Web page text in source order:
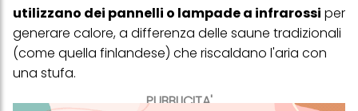
PUBBLICITA'
utilizzano dei pannelli o lampade a infrarossi per
generare calore, a differenza delle saune tradizionali
(come quella finlandese) che riscaldano l'aria con
una stufa.